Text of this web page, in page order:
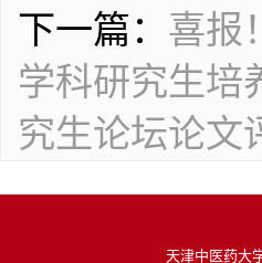
下一篇： 喜报
学科研究生培
究生论坛论文
天津中医药大